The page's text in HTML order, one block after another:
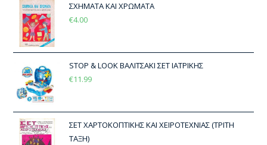
ΣΧΗΜΑΤΑ ΚΑΙ ΧΡΩΜΑΤΑ
€4.00
STOP & LOOK ΒΑΛΙΤΣΑΚΙ ΣΕΤ ΙΑΤΡΙΚΗΣ
€11.99
ΣΕΤ ΧΑΡΤΟΚΟΠΤΙΚΗΣ ΚΑΙ ΧΕΙΡΟΤΕΧΝΙΑΣ (ΤΡΙΤΗ
ΤΑΞΗ)